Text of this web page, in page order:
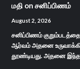
மதி on சனிப்பிணம்
August 2, 2026
சனிப்பிணம்
ஆர்வம் அதனை
தூண்டியது. அதனை